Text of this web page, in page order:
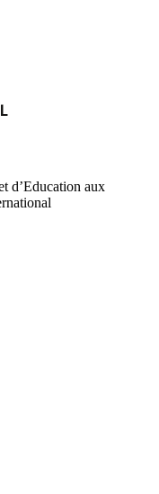
d’Education aux